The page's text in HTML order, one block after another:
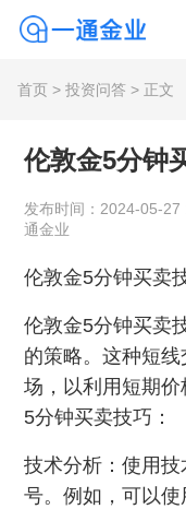
首页 > 投资问答 > 正文
伦敦金5分钟
发布时间：2024-05-
通金业
伦敦金5分钟买卖
伦敦金5分钟买卖
的策略。这种短
场，以利用短期
5分钟买卖技巧：
技术分析：使用
号。例如，可以